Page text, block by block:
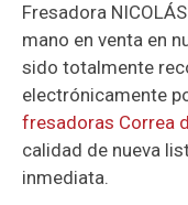
Fresadora
mano en venta en
sido totalmente
electrónicamente
fresadoras Correa
calidad de nueva
inmediata.